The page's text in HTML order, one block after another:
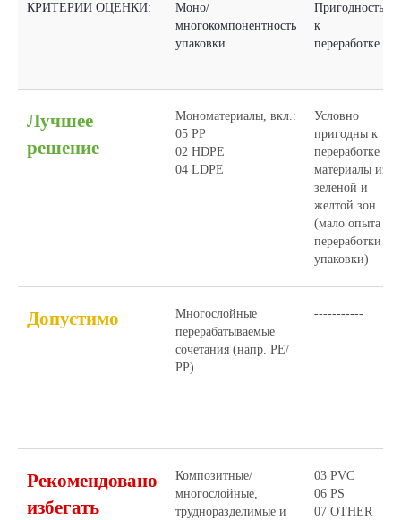
КРИТЕРИИ ОЦЕНКИ:
Моно/
многокомпонентность
упаковки
Пригодность
к
переработке
Лучшее
решение
Мономатериалы, вкл.:
05 PP
02 HDPE
04 LDPE
Условно
пригодны к
переработке
материалы из
зеленой и
желтой зон
(мало опыта
переработки
упаковки)
Допустимо
Многослойные
перерабатываемые
сочетания (напр. РЕ/
РР)
-----------
Рекомендовано
избегать
Композитные/
многослойные,
трудноразделимые и
03 PVC
06 PS
07 OTHER